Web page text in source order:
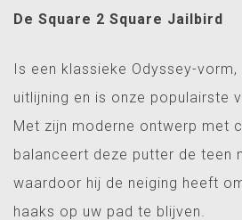
De Square 2 Square Jailbird
Is een klassieke Odyssey-
uitlijning en is onze populairste
Met zijn moderne ontwerp met
balanceert deze putter de teen
waardoor hij de neiging heeft
haaks op uw pad te blijven.